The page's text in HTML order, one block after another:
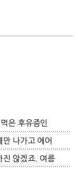
은 후유증인
ㅠ
만 나가고 에어
이렇게 에어컨
진 않겠죠. 여름